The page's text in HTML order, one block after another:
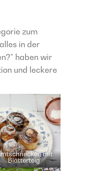
zum
in der
haben wir
und leckere
mit
Blätterteig